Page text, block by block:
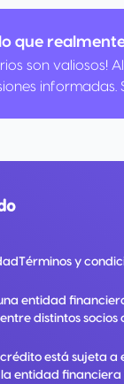
que
son valiosos!
informadas.
Términos y
entidad
distintos socios
está sujeta a
entidad financiera